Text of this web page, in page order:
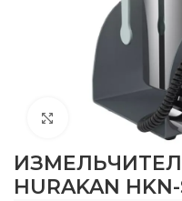
Нажмите, чтобы
HURAKAN